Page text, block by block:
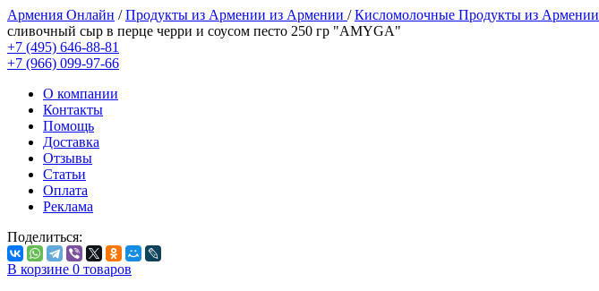
Армения Онлайн /Продукты из Армении из Армении /Кисломолочные Продукты из Армении
сливочный сыр в перце черри и соусом песто 250 гр "AMYGA"
+7 (495) 646-88-81
+7 (966) 099-97-66
О компании
Контакты
Помощь
Доставка
Отзывы
Статьи
Оплата
Реклама
Поделиться:
В корзине 0 товаров